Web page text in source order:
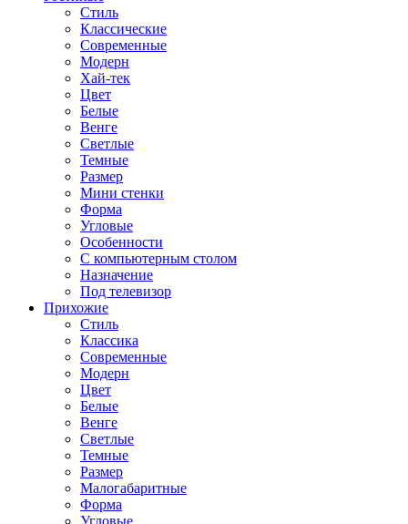
Стиль
Классические
Современные
Модерн
Хай-тек
Цвет
Белые
Венге
Светлые
Темные
Размер
Мини стенки
Форма
Угловые
Особенности
С компьютерным столом
Назначение
Под телевизор
Прихожие
Стиль
Классика
Современные
Модерн
Цвет
Белые
Венге
Светлые
Темные
Размер
Малогабаритные
Форма
Угловые